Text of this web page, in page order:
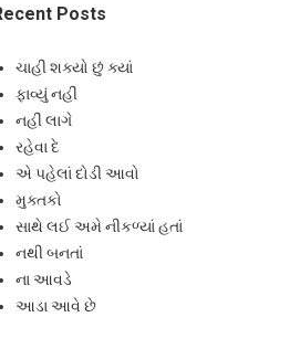
Posts
ચાહી શક્યો છું ક્યાં
ફાવ્યું નહીં
નહીં લાગે
રહેવા દે
એ પહેલાં દોડી આવો
મુક્તકો
સાથે લઈ અમે નીકળ્યાં હતાં
નથી બનતાં
ના આવડે
આડા આવે છે